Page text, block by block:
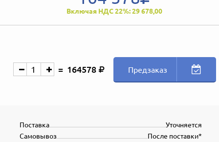
Включая НДС 22%: 29 678,00
164578 Предзаказ
Уточняется
Поставка
После поставки*
Самовывоз